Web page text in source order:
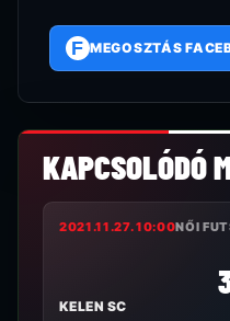
F MEGOSZTÁS
KAPCSOLÓDÓ
2021.11.27. 10:00NŐI
KELEN SC